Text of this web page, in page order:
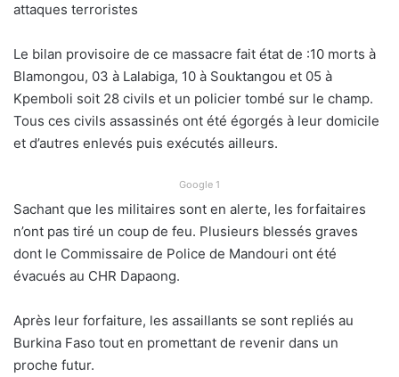
attaques terroristes
Le bilan provisoire de ce massacre fait état de :10 morts à
Blamongou, 03 à Lalabiga, 10 à Souktangou et 05 à
Kpemboli soit 28 civils et un policier tombé sur le champ.
Tous ces civils assassinés ont été égorgés à leur domicile
et d’autres enlevés puis exécutés ailleurs.
Google 1
Sachant que les militaires sont en alerte, les forfaitaires
n’ont pas tiré un coup de feu. Plusieurs blessés graves
dont le Commissaire de Police de Mandouri ont été
évacués au CHR Dapaong.
Après leur forfaiture, les assaillants se sont repliés au
Burkina Faso tout en promettant de revenir dans un
proche futur.